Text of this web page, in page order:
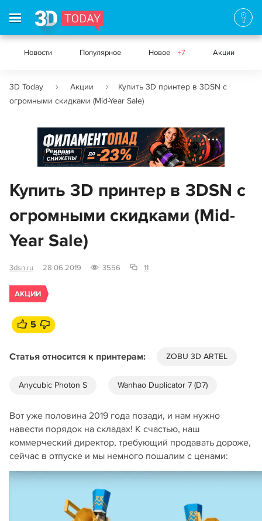
Новости Популярное Новое +7 Акции
3D Today Акции
Купить 3D принтер в 3DSN с
огромными скидками (Mid-Year Sale)
Реклама
Купить 3D принтер в 3DSN с
огромными скидками (Mid-
Year Sale)
3dsn.ru 28.06.2019 3556 11
АКЦИИ
5
Статья относится к принтерам: ZOBU 3D ARTEL
Anycubic Photon S Wanhao Duplicator 7 (D7)
Вот уже половина 2019 года позади, и нам нужно
навести порядок на складах! К счастью, наш
коммерческий директор, требующий продавать дороже,
сейчас в отпуске и мы немного пошалим с ценами: